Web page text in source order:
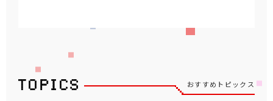
おすすめトピックス